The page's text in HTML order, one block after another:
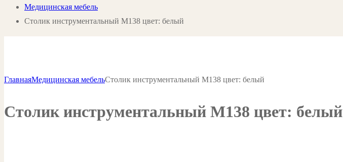
Медицинская мебель
Столик инструментальный М138 цвет: белый
ГлавнаяМедицинская мебельСтолик инструментальный М138 цвет: белый
Столик инструментальный М138 цвет: белый